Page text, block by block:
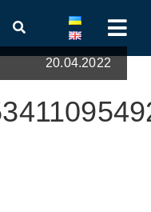
20.04.2022